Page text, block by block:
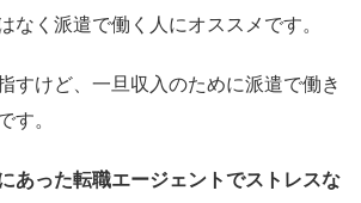
なく派遣で働く人にオススメです。
すけど、一旦収入のために派遣で働き
す。
あった転職エージェントでストレスな